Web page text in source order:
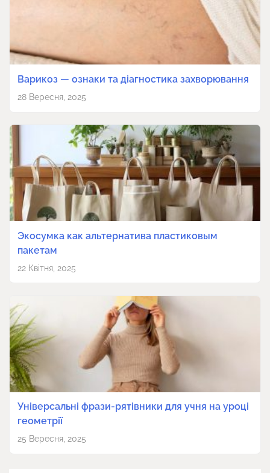
Варикоз — ознаки та діагностика захворювання
28 Вересня, 2025
Экосумка как альтернатива пластиковым
пакетам
22 Квітня, 2025
Універсальні фрази-рятівники для учня на уроці
геометрії
25 Вересня, 2025